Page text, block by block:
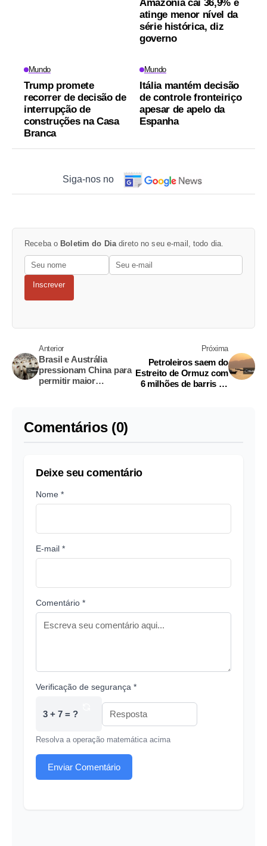
Amazônia cai 36,9% e
atinge menor nível da
série histórica, diz
governo
Mundo
Trump promete
recorrer de decisão de
interrupção de
construções na Casa
Branca
Mundo
Itália mantém decisão
de controle fronteiriço
apesar de apelo da
Espanha
Siga-nos no
Receba o Boletim do Dia direto no seu e-mail, todo dia.
Inscrever
Anterior
Brasil e Austrália
pressionam China para
permitir maior
Próxima
Petroleiros saem do
Estreito de Ormuz com
6 milhões de barris de
Comentários (0)
Deixe seu comentário
Nome *
E-mail *
Comentário *
Verificação de segurança *
3 + 7 = ?
Resolva a operação matemática acima
Enviar Comentário